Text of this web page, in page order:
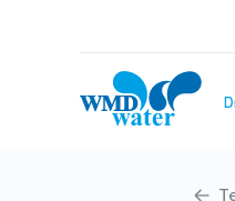
WMD
Drinkwater